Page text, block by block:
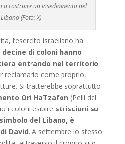
a costruire un insediamento nel
(Foto: X)
l’esercito israeliano ha
decine di coloni hanno
entrando nel territorio
reclamarlo come proprio,
Si tratterebbe soprattutto
Ori HaTzafon (Pelli del
i coloni esibire striscioni su
del Libano, è
David. A settembre lo stesso